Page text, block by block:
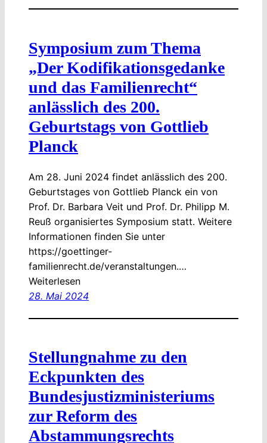
Symposium zum Thema
„Der Kodifikationsgedanke
und das Familienrecht“
anlässlich des 200.
Geburtstags von Gottlieb
Planck
Am 28. Juni 2024 findet anlässlich des 200.
Geburtstages von Gottlieb Planck ein von
Prof. Dr. Barbara Veit und Prof. Dr. Philipp M.
Reuß organisiertes Symposium statt. Weitere
Informationen finden Sie unter
https://goettinger-
familienrecht.de/veranstaltungen.…
Weiterlesen
28. Mai 2024
Stellungnahme zu den
Eckpunkten des
Bundesjustizministeriums
zur Reform des
Abstammungsrechts